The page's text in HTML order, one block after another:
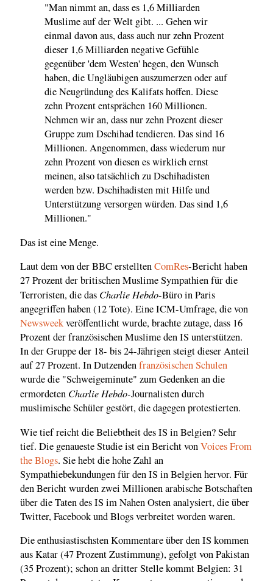
"Man nimmt an, dass es 1,6 Milliarden
Muslime auf der Welt gibt. ... Gehen wir
einmal davon aus, dass auch nur zehn Prozent
dieser 1,6 Milliarden negative Gefühle
gegenüber 'dem Westen' hegen, den Wunsch
haben, die Ungläubigen auszumerzen oder auf
die Neugründung des Kalifats hoffen. Diese
zehn Prozent entsprächen 160 Millionen.
Nehmen wir an, dass nur zehn Prozent dieser
Gruppe zum Dschihad tendieren. Das sind 16
Millionen. Angenommen, dass wiederum nur
zehn Prozent von diesen es wirklich ernst
meinen, also tatsächlich zu Dschihadisten
werden bzw. Dschihadisten mit Hilfe und
Unterstützung versorgen würden. Das sind 1,6
Millionen."
Das ist eine Menge.
Laut dem von der BBC erstelltenComRes-Bericht haben
27 Prozent der britischen Muslime Sympathien für die
Terroristen, die das Charlie Hebdo-Büro in Paris
angegriffen haben (12 Tote). Eine ICM-Umfrage, die von
Newsweekveröffentlicht wurde, brachte zutage, dass 16
Prozent der französischen Muslime den IS unterstützen.
In der Gruppe der 18- bis 24-Jährigen steigt dieser Anteil
auf 27 Prozent. In Dutzendenfranzösischen Schulen
wurde die "Schweigeminute" zum Gedenken an die
ermordeten Charlie Hebdo-Journalisten durch
muslimische Schüler gestört, die dagegen protestierten.
Wie tief reicht die Beliebtheit des IS in Belgien? Sehr
tief. Die genaueste Studie ist ein Bericht vonVoices From
the Blogs. Sie hebt die hohe Zahl an
Sympathiebekundungen für den IS in Belgien hervor. Für
den Bericht wurden zwei Millionen arabische Botschaften
über die Taten des IS im Nahen Osten analysiert, die über
Twitter, Facebook und Blogs verbreitet worden waren.
Die enthusiastischsten Kommentare über den IS kommen
aus Katar (47 Prozent Zustimmung), gefolgt von Pakistan
(35 Prozent); schon an dritter Stelle kommt Belgien: 31